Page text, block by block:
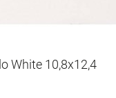
White 10,8x12,4